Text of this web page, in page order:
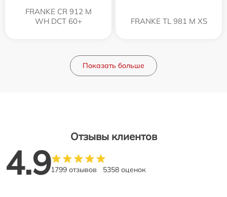
FRANKE CR 912 M
WH DCT 60+
FRANKE TL 981 M XS
Показать больше
Отзывы клиентов
4.91799 отзывов 5358 оценок